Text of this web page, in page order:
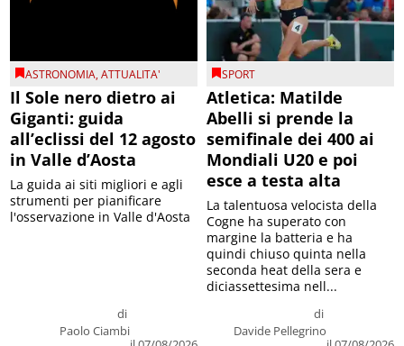
ASTRONOMIA,ATTUALITA'
Il Sole nero dietro ai
Giganti: guida
all’eclissi del 12 agosto
in Valle d’Aosta
di
Paolo Ciambi
La guida ai siti migliori e agli
strumenti per pianificare
l'osservazione in Valle d'Aosta
SPORT
Atletica: Matilde
Abelli si prende la
semifinale dei 400 ai
Mondiali U20 e poi
esce a testa alta
di
Davide Pellegrino
La talentuosa velocista della
Cogne ha superato con
margine la batteria e ha
quindi chiuso quinta nella
seconda heat della sera e
diciassettesima nell...